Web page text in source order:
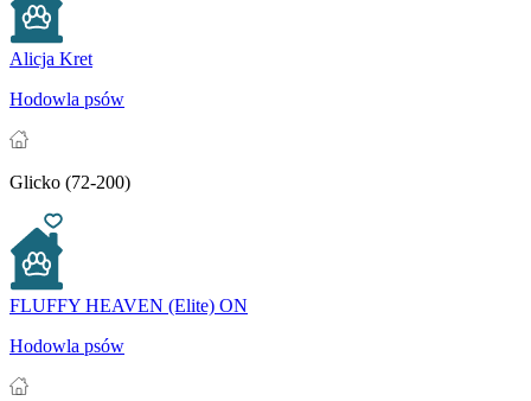
Alicja Kret
Hodowla psów
Glicko (72-200)
FLUFFY HEAVEN (Elite) ON
Hodowla psów